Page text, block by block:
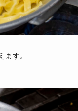
ます。